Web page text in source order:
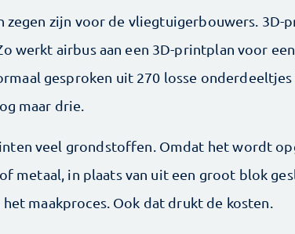
zegen zijn voor de vliegtuigerbouwers. 3D-
werkt airbus aan een 3D-printplan voor een
gesproken uit 270 losse
maar drie.
veel grondstoffen. Omdat het wordt
metaal, in plaats van uit een groot blok
maakproces. Ook dat drukt de kosten.